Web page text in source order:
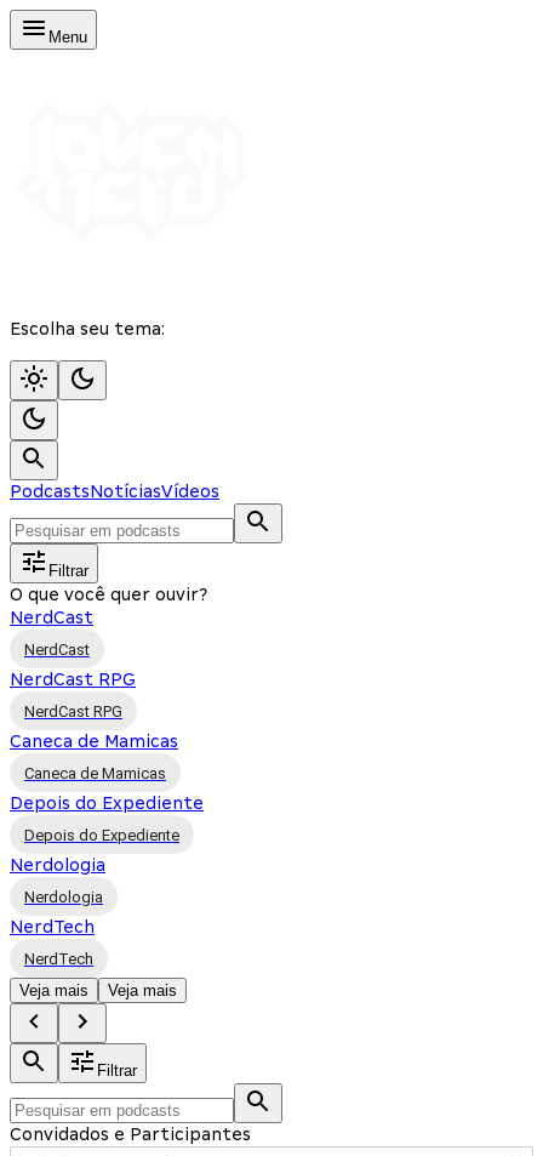
Menu
Escolha seu tema:
PodcastsNotíciasVídeos
Filtrar
O que você quer ouvir?
NerdCast
NerdCast
NerdCast RPG
NerdCast RPG
Caneca de Mamicas
Caneca de Mamicas
Depois do Expediente
Depois do Expediente
Nerdologia
Nerdologia
NerdTech
NerdTech
Veja mais
Veja mais
Filtrar
Convidados e Participantes